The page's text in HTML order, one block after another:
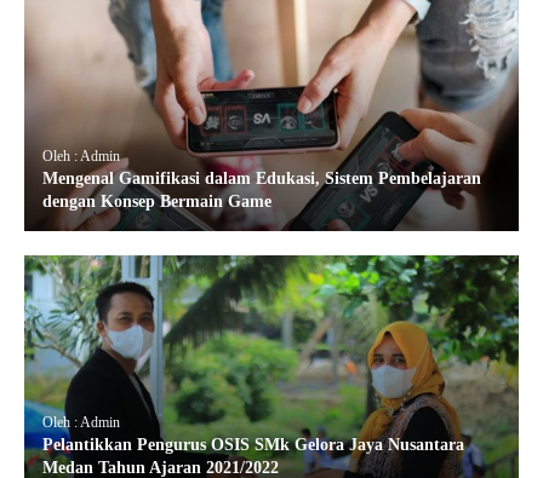
Oleh : Admin
Mengenal Gamifikasi dalam Edukasi, Sistem Pembelajaran
dengan Konsep Bermain Game
Oleh : Admin
Pelantikkan Pengurus OSIS SMk Gelora Jaya Nusantara
Medan Tahun Ajaran 2021/2022